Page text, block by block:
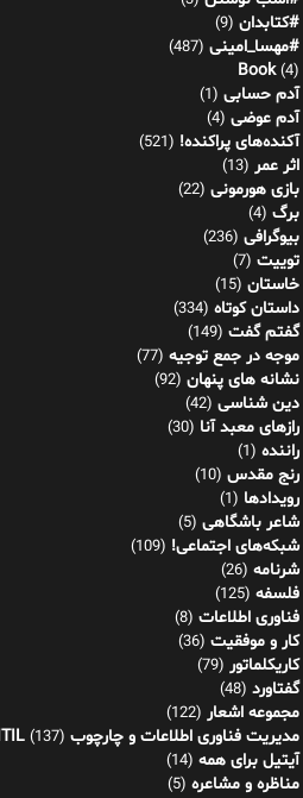
#کتابدان (9)
#مهسا_امینی (487)
Book(4)
آدم حسابی (1)
آدم عوضی (4)
آکنده‌های پراکنده! (521)
اثر عمر (13)
بازی هورمونی (22)
برگ (4)
بیوگرافی (236)
توییت (7)
خاستان (15)
داستان کوتاه (334)
گفتم گفت (149)
موجه در جمع توجیه (77)
نشانه های پنهان (92)
دین شناسی (42)
رازهای معبد آنا (30)
راننده (1)
رنج مقدس (10)
رویدادها (1)
شاعر باشگاهی (5)
شبکه‌های اجتماعی! (109)
شرنامه (26)
فلسفه (125)
فناوری اطلاعات (8)
کار و موفقیت (36)
کاریکلماتور (79)
گفتاورد (48)
مجموعه اشعار (122)
مدیریت فناوری اطلاعات و چارچوب ITIL (137)
آیتیل برای همه (14)
مناظره و مشاعره (5)